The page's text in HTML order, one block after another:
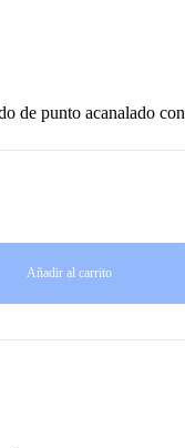
de punto acanalado con
Añadir al carrito